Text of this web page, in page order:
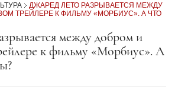
ДЖАРЕД ЛЕТО РАЗРЫВАЕТСЯ МЕЖДУ
ТРЕЙЛЕРЕ К ФИЛЬМУ «МОРБИУС». А ЧТО
между добром и
к фильму «Морбиус». А